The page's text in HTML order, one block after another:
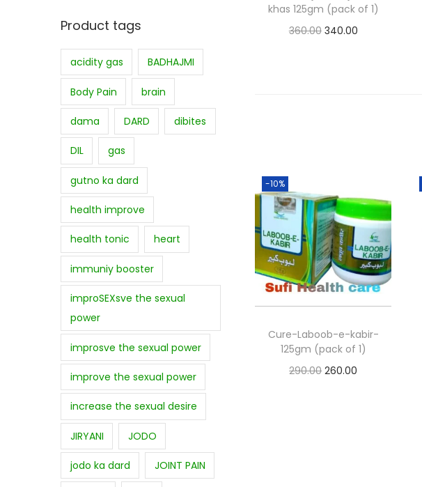
khas 125gm (pack of 1)
360.00 340.00
-10%
Cure-Laboob-e-kabir-
125gm (pack of 1)
290.00 260.00
Product tags
acidity gas BADHAJMI
Body Pain brain
dama DARD dibites
DIL gas
gutno ka dard
health improve
health tonic heart
immuniy booster
improSEXsve the sexual
power
improsve the sexual power
improve the sexual power
increase the sexual desire
JIRYANI JODO
jodo ka dard JOINT PAIN